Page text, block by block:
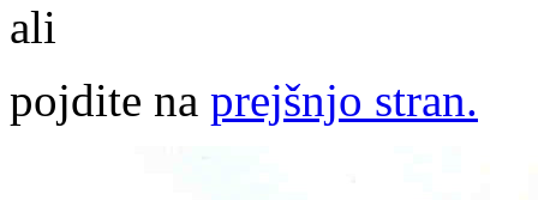
ali
pojdite na prejšnjo stran.